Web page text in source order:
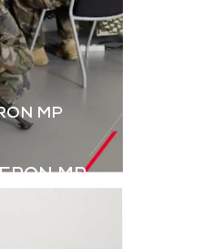
le réalisme
exercices Live.
Télécharger la
plaquette
MP
MP